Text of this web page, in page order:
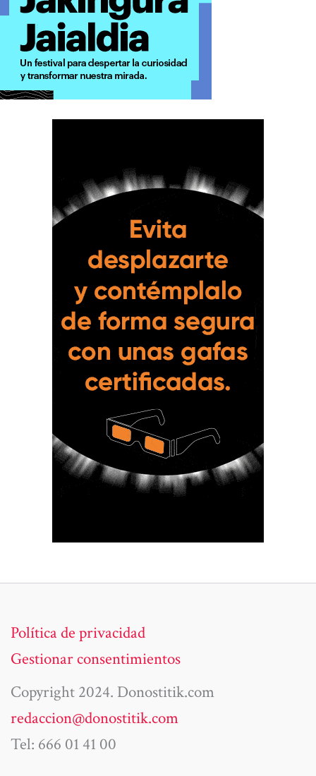
Política de privacidad
Gestionar consentimientos
Copyright 2024. Donostitik.com
redaccion@donostitik.com
Tel: 666 01 41 00